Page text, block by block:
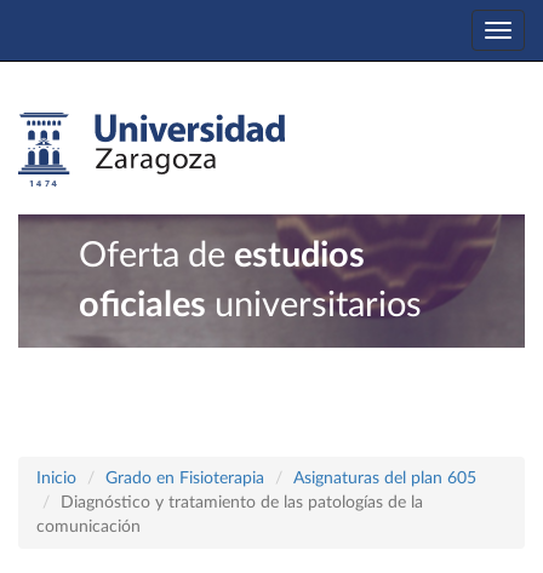
Oferta de estudios
oficiales universitarios
Inicio Grado en Fisioterapia
Asignaturas del plan 605
Diagnóstico y tratamiento de las patologías de la
comunicación